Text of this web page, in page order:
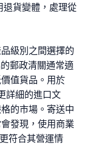
退貨變體，處理從
級別之間選擇的
郵政清關通常適
值貨品。用於
詳細的進口文
的市場。寄送中
發現，使用商業
符合其營運情